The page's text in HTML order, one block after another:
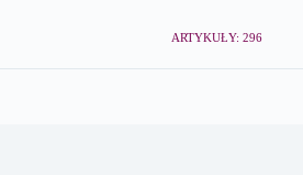
ARTYKUŁY: 296